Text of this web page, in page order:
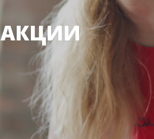
АКЦИИ